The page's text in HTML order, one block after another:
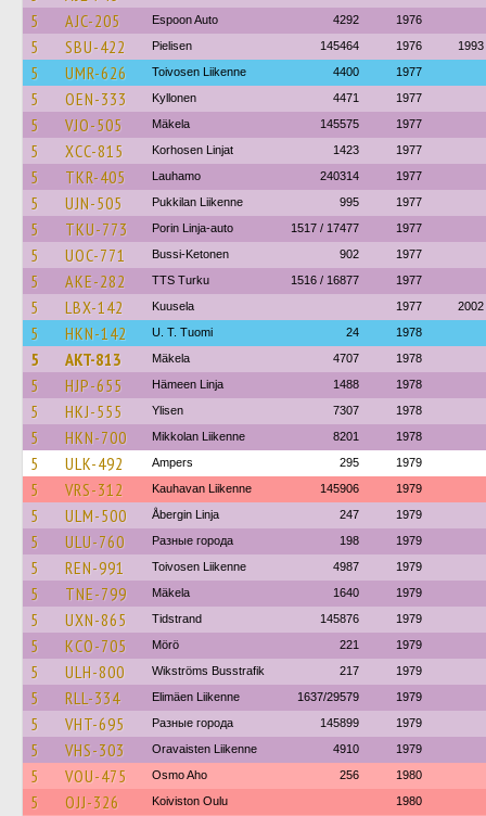
5
AJC-205 Espoon Auto 4292 1976
5 SBU-422 Pielisen 145464 1976 1993
5 UMR-626 Toivosen Liikenne 4400 1977
5 OEN-333 Kyllonen 4471 1977
5 VJO-505 Mäkela 145575 1977
5 XCC-815 Korhosen Linjat 1423 1977
5 TKR-405 Lauhamo 240314 1977
5 UJN-505 Pukkilan Liikenne 995 1977
5 TKU-773 Porin Linja-auto 1517 / 17477 1977
5 UOC-771 Bussi-Ketonen 902 1977
5 AKE-282 TTS Turku 1516 / 16877 1977
5 LBX-142 Kuusela 1977 2002
5 HKN-142 U. T. Tuomi 24 1978
5 AKT-813 Mäkela 4707 1978
5 HJP-655 Hämeen Linja 1488 1978
5 HKJ-555 Ylisen 7307 1978
5 HKN-700 Mikkolan Liikenne 8201 1978
5 ULK-492 Ampers 295 1979
5 VRS-312 Kauhavan Liikenne 145906 1979
5 ULM-500 Åbergin Linja 247 1979
5 ULU-760 Разные города 198 1979
5 REN-991 Toivosen Liikenne 4987 1979
5 TNE-799 Mäkela 1640 1979
5 UXN-865 Tidstrand 145876 1979
5 KCO-705 Mörö 221 1979
5 ULH-800 Wikströms Busstrafik 217 1979
5 RLL-334 Elimäen Liikenne 1637/29579 1979
5 VHT-695 Разные города 145899 1979
5 VHS-303 Oravaisten Liikenne 4910 1979
5 VOU-475 Osmo Aho 256 1980
5 OJJ-326 Koiviston Oulu 1980